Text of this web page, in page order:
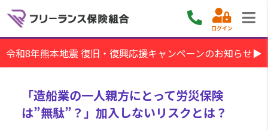
ログイン
令和8年熊本地震 復旧・復興応援キャンペーンのお知らせ▶
「造船業の一人親方にとって労災保険
は”無駄”？」加入しないリスクとは？